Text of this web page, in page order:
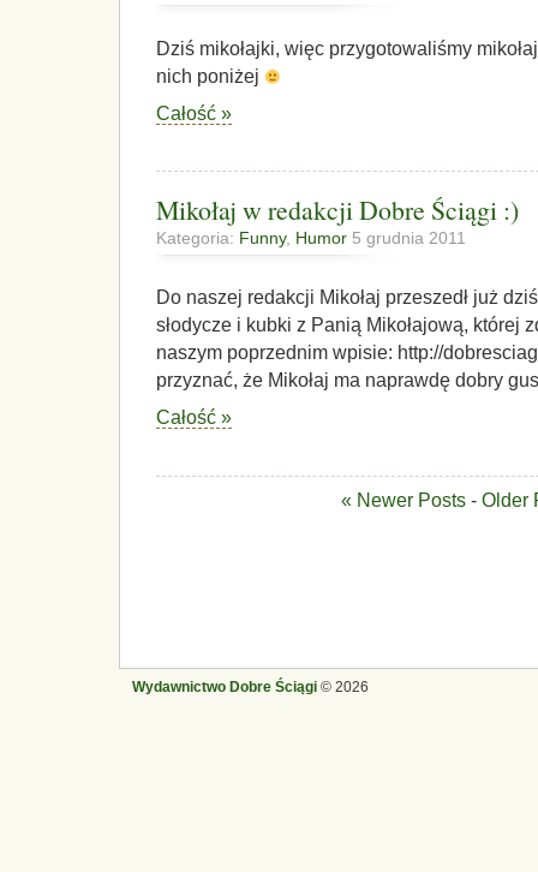
Dziś mikołajki, więc przygotowaliśmy
nich poniżej
Całość »
Mikołaj w redakcji Dobre Ściągi :)
Kategoria: Funny, Humor 5 grudnia 2011
Do naszej redakcji Mikołaj przeszedł już
słodycze i kubki z Panią Mikołajową, której
naszym poprzednim wpisie: http://
przyznać, że Mikołaj ma naprawdę dobry
Całość »
« Newer Posts- Older
Wydawnictwo Dobre Ściągi © 2026